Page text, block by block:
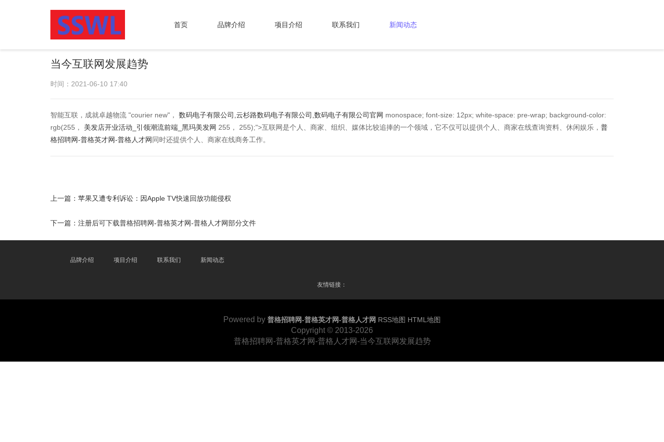
首页 品牌介绍 项目介绍 联系我们 新闻动态
当今互联网发展趋势
时间：2021-06-10 17:40
智能互联，成就卓越物流 "courier new"， 数码电子有限公司,云杉路数码电子有限公司,数码电子有限公司官网 monospace; font-size: 12px; white-space: pre-wrap; background-color:
rgb(255， 美发店开业活动_引领潮流前端_黑玛美发网 255， 255);">互联网是个人、商家、组织、媒体比较追捧的一个领域，它不仅可以提供个人、商家在线查询资料、休闲娱乐， 普
格招聘网-普格英才网-普格人才网 同时还提供个人、商家在线商务工作。
上一篇： 苹果又遭专利诉讼：因Apple TV快速回放功能侵权
下一篇： 注册后可下载普格招聘网-普格英才网-普格人才网部分文件
品牌介绍 项目介绍 联系我们 新闻动态
友情链接：
Powered by 普格招聘网-普格英才网-普格人才网 RSS地图 HTML地图
Copyright © 2013-2026
普格招聘网-普格英才网-普格人才网-当今互联网发展趋势